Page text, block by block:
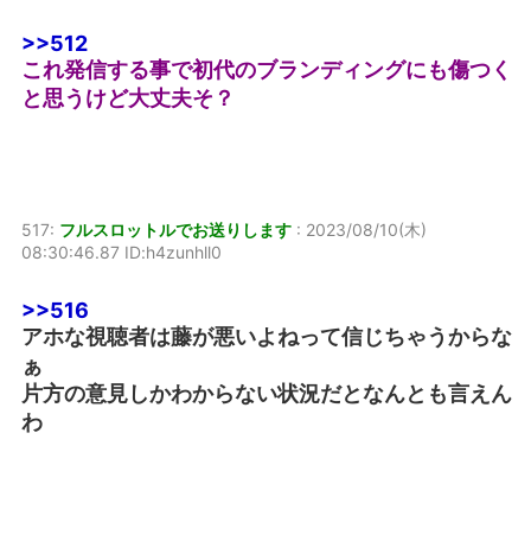
>>512
これ発信する事で初代のブランディングにも傷つく
と思うけど大丈夫そ？
517: フルスロットルでお送りします : 2023/08/10(木)
08:30:46.87 ID:h4zunhll0
>>516
アホな視聴者は藤が悪いよねって信じちゃうからな
ぁ
片方の意見しかわからない状況だとなんとも言えん
わ